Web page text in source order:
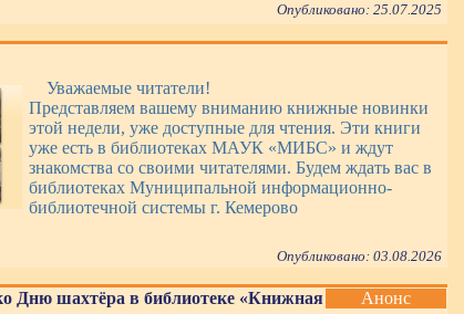
Опубликовано: 25.07.2025
Уважаемые читатели!
Представляем вашему вниманию книжные новинки
этой недели, уже доступные для чтения. Эти книги
уже есть в библиотеках МАУК «МИБС» и ждут
знакомства со своими читателями. Будем ждать вас в
библиотеках Муниципальной информационно-
библиотечной системы г. Кемерово
Опубликовано: 03.08.2026
Дню шахтёра в библиотеке «Книжная
Анонс